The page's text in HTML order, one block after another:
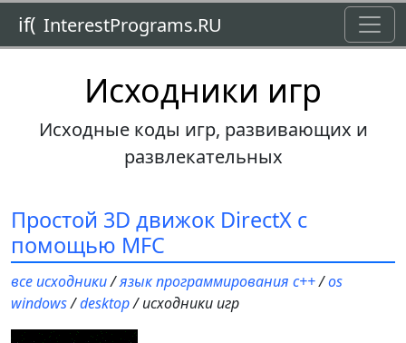
if( InterestPrograms.RU
Исходники игр
Исходные коды игр, развивающих и
развлекательных
Простой 3D движок DirectX с
помощью MFC
все исходники/язык программирования c++/os
windows/desktop/ исходники игр